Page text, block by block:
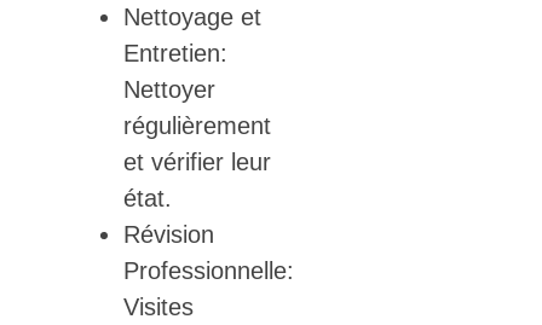
Nettoyage et
Entretien:
Nettoyer
régulièrement
et vérifier leur
état.
Révision
Professionnelle:
Visites